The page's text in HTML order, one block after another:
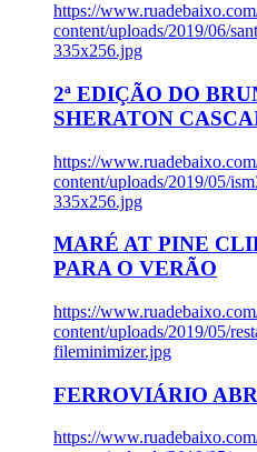
https://
content/uploads/2019/06/
335x256.jpg
2ª EDIÇÃO DO
SHERATON
https://
content/uploads/2019/05/
335x256.jpg
MARÉ AT PINE
PARA O VERÃO
https://
content/uploads/2019/05/
fileminimizer.jpg
FERROVIÁRIO
https://